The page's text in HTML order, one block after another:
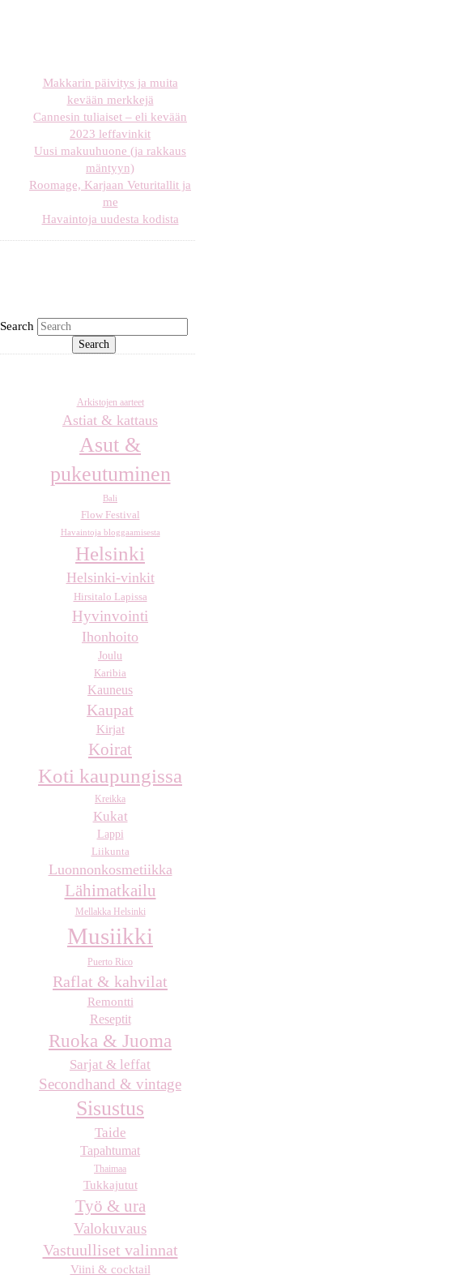
Makkarin päivitys ja muita
kevään merkkejä
Cannesin tuliaiset – eli kevään
2023 leffavinkit
Uusi makuuhuone (ja rakkaus
mäntyyn)
Roomage, Karjaan Veturitallit ja
me
Havaintoja uudesta kodista
Search
Arkistojen aarteet
Astiat & kattaus
Asut &
pukeutuminen
Bali
Flow Festival
Havaintoja bloggaamisesta
Helsinki
Helsinki-vinkit
Hirsitalo Lapissa
Hyvinvointi
Ihonhoito
Joulu
Karibia
Kauneus
Kaupat
Kirjat
Koirat
Koti kaupungissa
Kreikka
Kukat
Lappi
Liikunta
Luonnonkosmetiikka
Lähimatkailu
Mellakka Helsinki
Musiikki
Puerto Rico
Raflat & kahvilat
Remontti
Reseptit
Ruoka & Juoma
Sarjat & leffat
Secondhand & vintage
Sisustus
Taide
Tapahtumat
Thaimaa
Tukkajutut
Työ & ura
Valokuvaus
Vastuulliset valinnat
Viini & cocktail